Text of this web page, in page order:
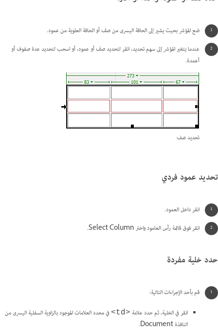
ضع المؤشر بحيث يشير إلى الحافة اليسرى من صف أو الحافة العلوية من عمود.
عندما يتغير المؤشر إلى سهم تحديد، انقر لتحديد صف أو عمود، أو اسحب لتحديد عدة صفوف أو
أعمدة.
تحديد صف
تحديد عمود فردي
انقر داخل العمود.
انقر فوق قائمة رأس العامود واختر Select Column.
حدد خلية مفردة
قم بأحد الإجراءات التالية:
انقر في الخلية، ثم حدد علامة <td>
في محدد العلامات الموجود بالزاوية السفلية اليسرى من
النافذة Document.